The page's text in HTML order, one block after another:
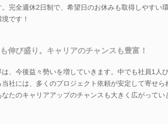
完全週休2日制で、希望日のお休みも取得しやすい
です！
伸び盛り。キャリアのチャンスも豊富！
、今後益々勢いを増していきます。中でも社員1人
社には、多くのプロジェクト依頼が安定して寄せら
たのキャリアアップのチャンスも大きく広がってい